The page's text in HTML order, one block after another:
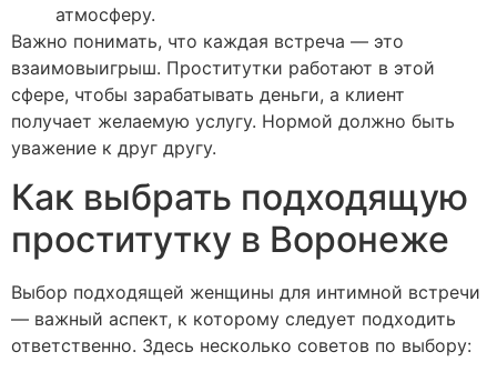
атмосферу.
Важно понимать, что каждая встреча — это
взаимовыигрыш. Проститутки работают в этой
сфере, чтобы зарабатывать деньги, а клиент
получает желаемую услугу. Нормой должно быть
уважение к друг другу.
Как выбрать подходящую
проститутку в Воронеже
Выбор подходящей женщины для интимной встречи
— важный аспект, к которому следует подходить
ответственно. Здесь несколько советов по выбору: